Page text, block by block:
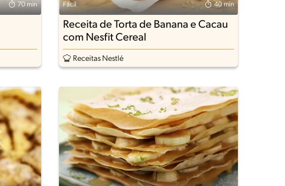
70 min Fácil 40 min
Receita de Torta de Banana e Cacau
com Nesfit Cereal
Receitas Nestlé